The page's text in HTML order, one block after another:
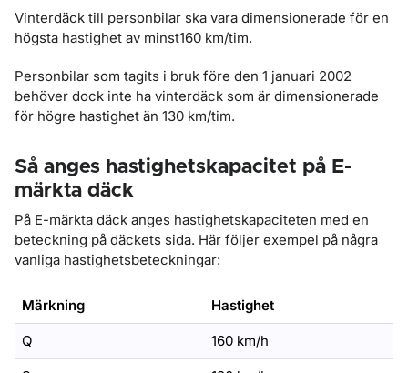
Vinterdäck till personbilar ska vara dimensionerade för en
högsta hastighet av minst160 km/tim.
Personbilar som tagits i bruk före den 1 januari 2002
behöver dock inte ha vinterdäck som är dimensionerade
för högre hastighet än 130 km/tim.
Så anges hastighetskapacitet på E-
märkta däck
På E-märkta däck anges hastighetskapaciteten med en
beteckning på däckets sida. Här följer exempel på några
vanliga hastighetsbeteckningar:
Märkning Hastighet
Q 160 km/h